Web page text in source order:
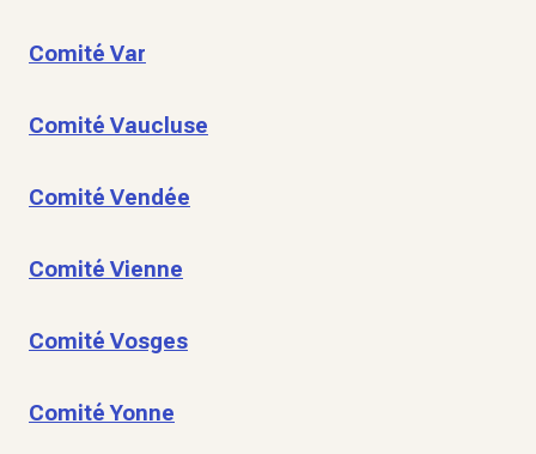
Comité Var
Comité Vaucluse
Comité Vendée
Comité Vienne
Comité Vosges
Comité Yonne